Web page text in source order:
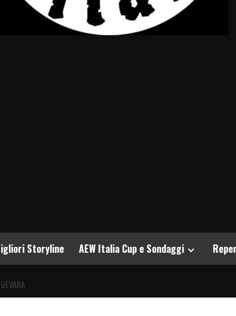
Storyline AEW Italia Cup e Sondaggi